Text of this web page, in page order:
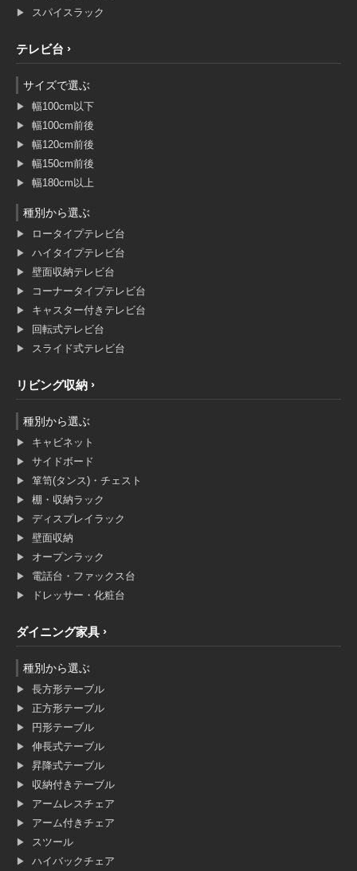
スパイスラック
テレビ台
サイズで選ぶ
幅100cm以下
幅100cm前後
幅120cm前後
幅150cm前後
幅180cm以上
種別から選ぶ
ロータイプテレビ台
ハイタイプテレビ台
壁面収納テレビ台
コーナータイプテレビ台
キャスター付きテレビ台
回転式テレビ台
スライド式テレビ台
リビング収納
種別から選ぶ
キャビネット
サイドボード
箪笥(タンス)・チェスト
棚・収納ラック
ディスプレイラック
壁面収納
オープンラック
電話台・ファックス台
ドレッサー・化粧台
ダイニング家具
種別から選ぶ
長方形テーブル
正方形テーブル
円形テーブル
伸長式テーブル
昇降式テーブル
収納付きテーブル
アームレスチェア
アーム付きチェア
スツール
ハイバックチェア